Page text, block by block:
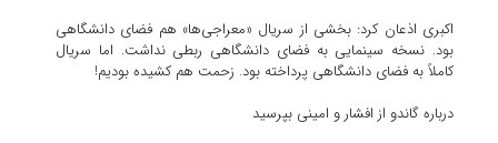
اکبری اذعان کرد: بخشی از سریال «معراجی‌ها» هم فضای دانشگاهی
بود. نسخه سینمایی به فضای دانشگاهی ربطی نداشت. اما سریال
کاملاً به فضای دانشگاهی پرداخته بود. زحمت هم کشیده بودیم!
درباره گاندو از افشار و امینی بپرسید